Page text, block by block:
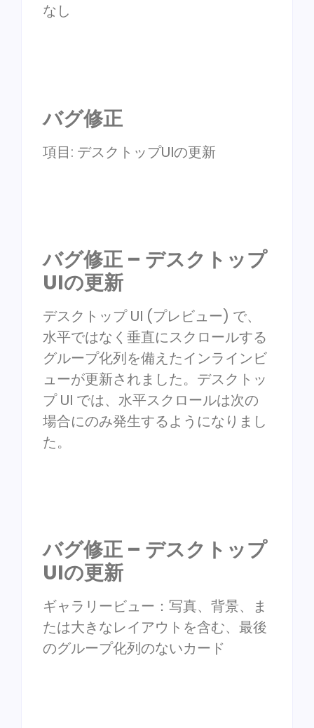
なし
バグ修正
項目: デスクトップUIの更新
バグ修正 – デスクトップ
UIの更新
デスクトップ UI (プレビュー) で、
水平ではなく垂直にスクロールする
グループ化列を備えたインラインビ
ューが更新されました。デスクトッ
プ UI では、水平スクロールは次の
場合にのみ発生するようになりまし
た。
バグ修正 – デスクトップ
UIの更新
ギャラリービュー：写真、背景、ま
たは大きなレイアウトを含む、最後
のグループ化列のないカード